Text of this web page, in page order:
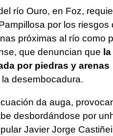
río Ouro, en Foz,
por los riesgos
próximas al río como
que denuncian que la
por piedras y arenas
desembocadura.
da auga,
desbordándose por
Javier Jorge